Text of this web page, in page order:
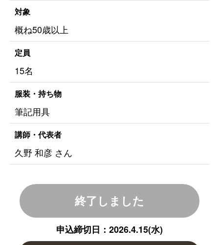
対象
概ね50歳以上
定員
15名
服装・持ち物
筆記用具
講師・代表者
久野 和彦 さん
終了しました
申込締切日：2026.4.15(水)